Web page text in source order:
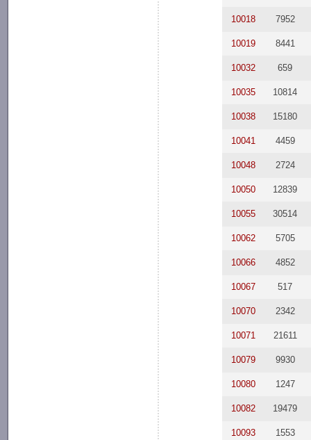
10018 7952
10019 8441
10032 659
10035 10814
10038 15180
10041 4459
10048 2724
10050 12839
10055 30514
10062 5705
10066 4852
10067 517
10070 2342
10071 21611
10079 9930
10080 1247
10082 19479
10093 1553